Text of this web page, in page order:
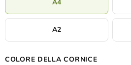
A4
A2
COLORE DELLA CORNICE